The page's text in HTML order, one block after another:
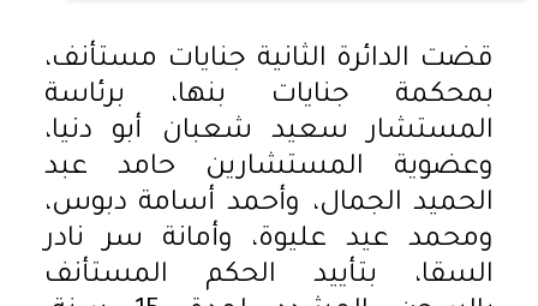
قضت الدائرة الثانية جنايات مستأنف،
بمحكمة جنايات بنها، برئاسة
المستشار سعيد شعبان أبو دنيا،
وعضوية المستشارين حامد عبد
الحميد الجمال، وأحمد أسامة دبوس،
ومحمد عيد عليوة، وأمانة سر نادر
السقا، بتأييد الحكم المستأنف